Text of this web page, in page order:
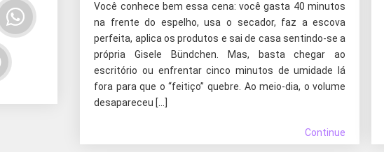
Você conhece bem essa cena: você gasta 40 minutos
na frente do espelho, usa o secador, faz a escova
perfeita, aplica os produtos e sai de casa sentindo-se a
própria Gisele Bündchen. Mas, basta chegar ao
escritório ou enfrentar cinco minutos de umidade lá
fora para que o “feitiço” quebre. Ao meio-dia, o volume
desapareceu […]
Continue